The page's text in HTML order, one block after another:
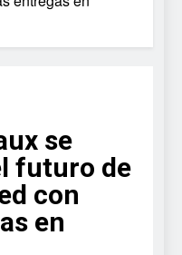
se
futuro de
con
en